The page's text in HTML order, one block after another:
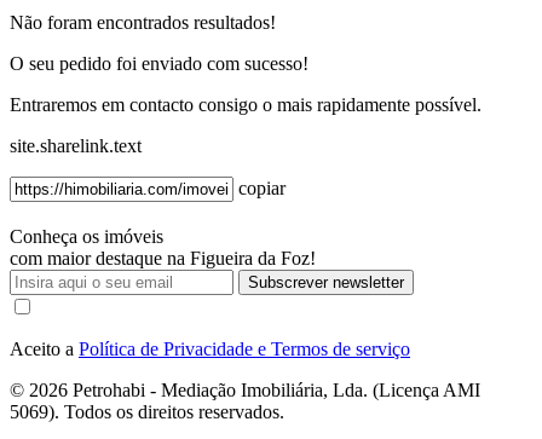
Não foram encontrados resultados!
O seu pedido foi enviado com sucesso!
Entraremos em contacto consigo o mais rapidamente possível.
site.sharelink.text
copiar
Conheça os imóveis
com maior destaque na Figueira da Foz!
Subscrever newsletter
Aceito a Política de Privacidade e Termos de serviço
© 2026 Petrohabi - Mediação Imobiliária, Lda. (Licença AMI
5069). Todos os direitos reservados.